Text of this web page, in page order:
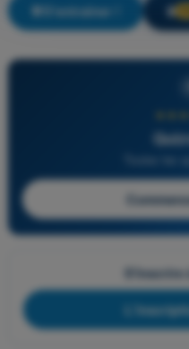
S'entraîner ! 🔒